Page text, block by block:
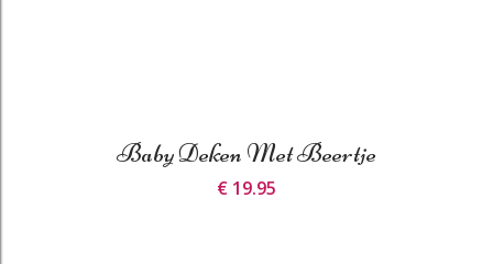
Baby Deken Met Beertje
€ 19.95